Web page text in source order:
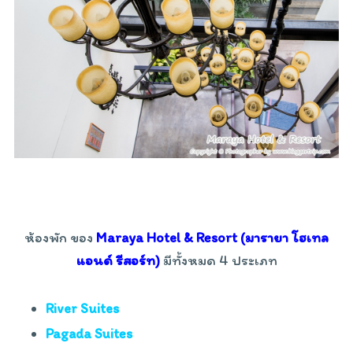
ห้องพัก ของ Maraya Hotel & Resort (มารายา โฮเทล
แอนด์ รีสอร์ท) มีทั้งหมด 4 ประเภท
River Suites
Pagada Suites